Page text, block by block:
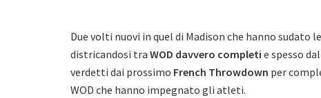
Due volti nuovi in quel di Madison che hanno
districandosi tra WOD davvero completi e spesso
verdetti dai prossimo French Throwdown per
WOD che hanno impegnato gli atleti.